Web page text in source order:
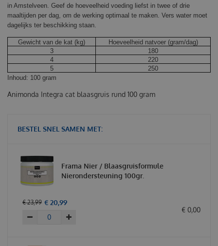
in Amstelveen. Geef de hoeveelheid voeding liefst in twee of drie
maaltijden per dag, om de werking optimaal te maken. Vers water moet
dagelijks ter beschikking staan.
Gewicht van de kat (kg)
Hoeveelheid natvoer (gram/dag)
3
180
4
220
5
250
Inhoud: 100 gram
Animonda Integra cat blaasgruis rund 100 gram
BESTEL SNEL SAMEN MET:
Frama Nier / Blaasgruisformule
Nierondersteuning 100gr.
€ 23,99 € 20,99
€ 0,00